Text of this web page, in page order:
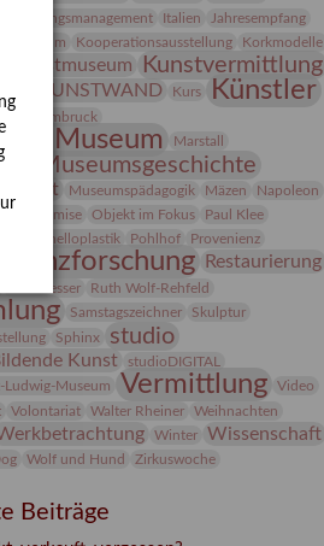
Schädlingsmanagement
Italien
Jahresempfang
Kolosseum Kooperationsausstellung Korkmodelle
Kunstmuseum Kunstvermittlung
KUNSTWAND Kurs Künstler
Lehmbruck
Museum
Marstall
Museumsgeschichte
Museumspädagogik Mäzen Napoleon
Neue Remise Objekt im Fokus
Paul Klee
Phelloplastik Pohlhof Provenienz
Restaurierung
Rudi Lesser Ruth Wolf-Rehfeld
Samstagszeichner
Skulptur
Sphinx studio
Kunst
studioDIGITAL
Ludwig-Museum
Vermittlung
Video
Volontariat Walter Rheiner
Weihnachten
Winter Wissenschaft
Wolf und Hund Zirkuswoche
Beiträge